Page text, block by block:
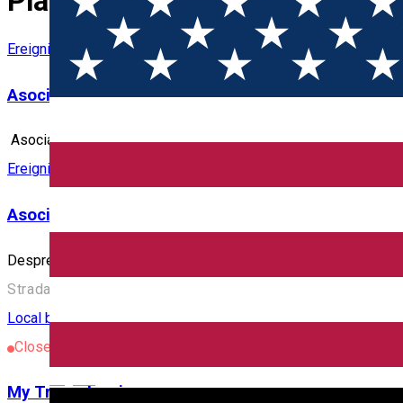
Ereignisorganisator
Asociația Grey Projects
Asociația Grey Projects *sursa
Ereignisorganisator
Asociația Joy Sibiu
Despre In viitor, cine va avea padure, va avea aur! Descrierea
Strada Sibiului 1, Cisnădie 555300, Romania
Local brand
Closed
My Transylvania